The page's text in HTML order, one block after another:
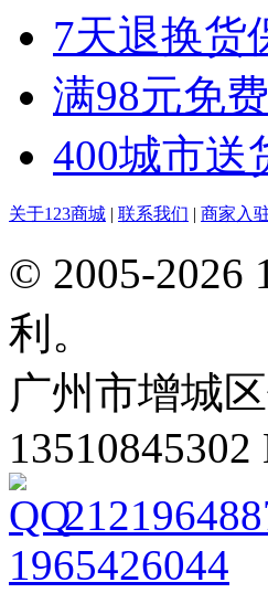
7天退换货
满98元免
400城市送
关于123商城 | 联系我们 | 商家入
© 2005-2026
利。
广州市增城
13510845302
1965426044